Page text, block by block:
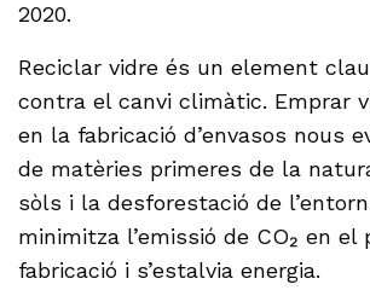
2020.
Reciclar vidre és un element
contra el canvi climàtic. Emprar
en la fabricació d’envasos nous
de matèries primeres de la
sòls i la desforestació de
minimitza l’emissió de CO₂ en el
fabricació i s’estalvia energia.